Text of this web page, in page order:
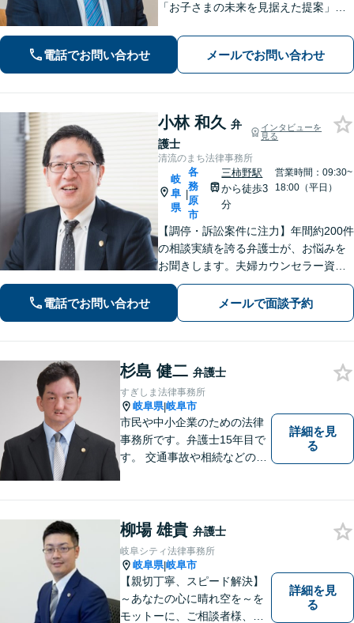
「お子さまの未来を見据えた提案」遺
ください【岐阜駅3分】他業種との連携
で不動産トラブルを回避【休日・夜間
面談可】【ビデオ面談あり】
電話でお問い合わせ メールでお問い合わせ
小林 和久 弁
護士
インタビューを
見る
清流のまち法律事務所
岐
阜
県
|
各
務
原
市
三柿野駅
から徒歩3
分
営業時間：09:30~
18:00（平日）
【調停・訴訟案件に注力】年間約200件
の相談実績を誇る弁護士が、お悩みを
お聞きします。夫婦カウンセラー資格
あり／ご依頼者さまへ寄り添い、心理
面の負担もきめ細やかにサポート致し
ます。「相続問題：シニアライフカウ
電話でお問い合わせ メールで面談予約
杉島 健二 弁護士
すぎしま法律事務所
岐阜県|岐阜市
市民や中小企業のための法律
事務所です。弁護士15年目で
す。 交通事故や相続などの相
ました。特に交通事故では多
くの後遺障害事故や死亡事故
を解決してきました。
詳細を見
る
柳場 雄貴 弁護士
岐阜シティ法律事務所
岐阜県|岐阜市
【親切丁寧、スピード解決】
～あなたの心に晴れ空を～を
モットーに、ご相談者様、依
詳細を見
る